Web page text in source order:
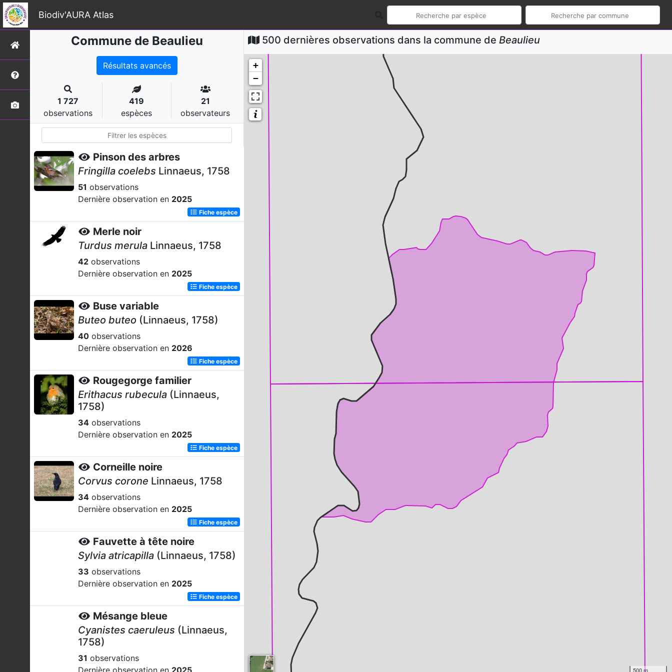
Biodiv'AURA Atlas
Commune de Beaulieu
Résultats avancés
1 727
observations
419
espèces
21
observateurs
Pinson des arbres
Fringilla coelebs Linnaeus, 1758
51 observations
Dernière observation en 2025
Fiche espèce
Merle noir
Turdus merula Linnaeus, 1758
42 observations
Dernière observation en 2025
Fiche espèce
Buse variable
Buteo buteo (Linnaeus, 1758)
40 observations
Dernière observation en 2026
Fiche espèce
Rougegorge familier
Erithacus rubecula (Linnaeus,
1758)
34 observations
Dernière observation en 2025
Fiche espèce
Corneille noire
Corvus corone Linnaeus, 1758
34 observations
Dernière observation en 2025
Fiche espèce
Fauvette à tête noire
Sylvia atricapilla (Linnaeus, 1758)
33 observations
Dernière observation en 2025
Fiche espèce
Mésange bleue
Cyanistes caeruleus (Linnaeus,
1758)
31 observations
Dernière observation en 2025
500 dernières observations dans la commune de Beaulieu
+
−
500 m